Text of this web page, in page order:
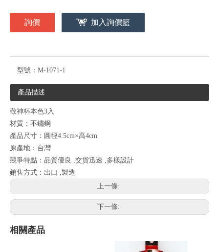
詢價 加入詢價籃
型號： M-1071-1
產品描述
敬神杯本色3入
材質：不鏽鋼
產品尺寸：圓徑4.5cm×高4cm
原產地：台灣
競爭特點：品質優良 ,交貨迅速 ,多樣設計
銷售方式：出口 ,製造
上一條:
下一條:
相關產品